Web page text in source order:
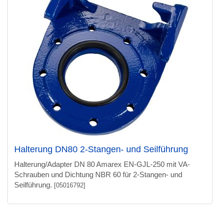
Halterung DN80 2-Stangen- und Seilführung
Halterung/Adapter DN 80 Amarex EN-GJL-250 mit VA-
Schrauben und Dichtung NBR 60 für 2-Stangen- und
Seilführung. [05016792]